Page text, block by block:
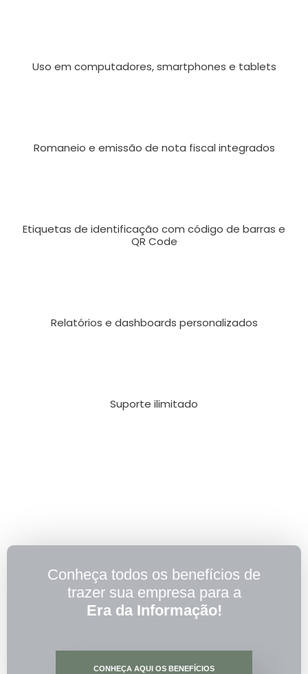
Uso em computadores, smartphones e tablets
Romaneio e emissão de nota fiscal integrados
Etiquetas de identificação com código de barras e
QR Code
Relatórios e dashboards personalizados
Suporte ilimitado
Conheça todos os benefícios de
trazer sua empresa para a
Era da Informação!
CONHEÇA AQUI OS BENEFÍCIOS